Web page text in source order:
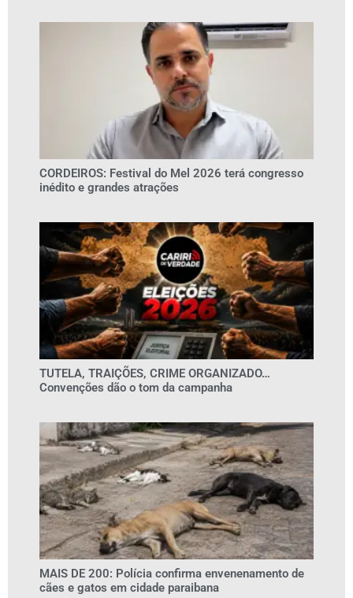
CORDEIROS: Festival do Mel 2026 terá congresso
inédito e grandes atrações
TUTELA, TRAIÇÕES, CRIME ORGANIZADO…
Convenções dão o tom da campanha
MAIS DE 200: Polícia confirma envenenamento de
cães e gatos em cidade paraibana